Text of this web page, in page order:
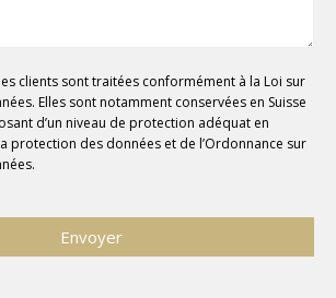
clients sont traitées conformément à la Loi sur
Elles sont notamment conservées en Suisse
d’un niveau de protection adéquat en
protection des données et de l’Ordonnance sur